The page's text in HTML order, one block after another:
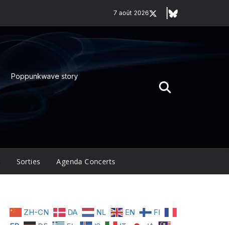
7 août 2026
Poppunkwave story
Sorties Agenda Concerts
ZH-CN DA NL EN
FI